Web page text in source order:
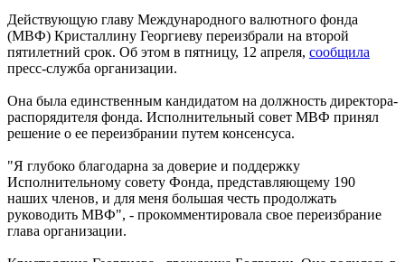
Действующую главу Международного валютного фонда
(МВФ) Кристаллину Георгиеву переизбрали на второй
пятилетний срок. Об этом в пятницу, 12 апреля, сообщила
пресс-служба организации.
Она была единственным кандидатом на должность директора-
распорядителя фонда. Исполнительный совет МВФ принял
решение о ее переизбрании путем консенсуса.
"Я глубоко благодарна за доверие и поддержку
Исполнительному совету Фонда, представляющему 190
наших членов, и для меня большая честь продолжать
руководить МВФ", - прокомментировала свое переизбрание
глава организации.